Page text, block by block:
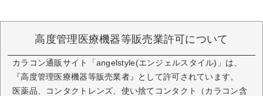
高度管理医療機器等販売業許可について
カラコン通販サイト「angelstyle(エンジェルスタイル)」は、
『高度管理医療機器等販売業者』として許可されています。
医薬品、コンタクトレンズ、使い捨てコンタクト（カラコン含